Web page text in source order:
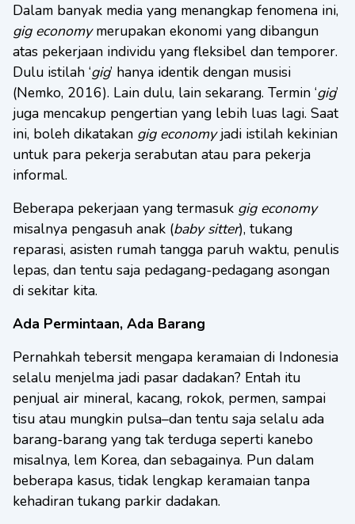
Dalam banyak media yang menangkap fenomena ini,
gig economymerupakan ekonomi yang dibangun
atas pekerjaan individu yang fleksibel dan temporer.
Dulu istilah ‘gig’ hanya identik dengan musisi
(Nemko, 2016). Lain dulu, lain sekarang. Termin ‘gig’
juga mencakup pengertian yang lebih luas lagi. Saat
ini, boleh dikatakan gig economyjadi istilah kekinian
untuk para pekerja serabutan atau para pekerja
informal.
Beberapa pekerjaan yang termasuk gig economy
misalnya pengasuh anak (baby sitter), tukang
reparasi, asisten rumah tangga paruh waktu, penulis
lepas, dan tentu saja pedagang-pedagang asongan
di sekitar kita.
Ada Permintaan, Ada Barang
Pernahkah tebersit mengapa keramaian di Indonesia
selalu menjelma jadi pasar dadakan? Entah itu
penjual air mineral, kacang, rokok, permen, sampai
tisu atau mungkin pulsa–dan tentu saja selalu ada
barang-barang yang tak terduga seperti kanebo
misalnya, lem Korea, dan sebagainya. Pun dalam
beberapa kasus, tidak lengkap keramaian tanpa
kehadiran tukang parkir dadakan.